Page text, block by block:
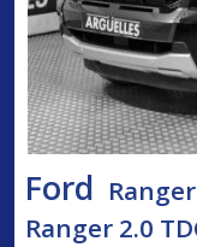
Ford Ranger
Ranger 2.0